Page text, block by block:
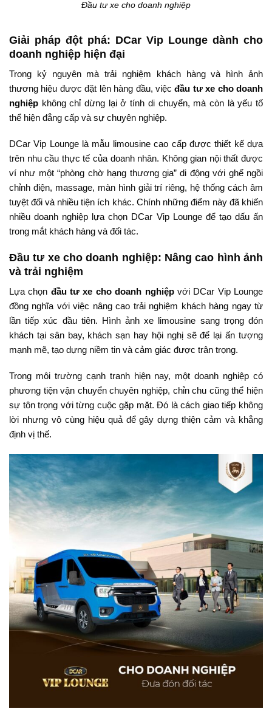
Đầu tư xe cho doanh nghiệp
Giải pháp đột phá: DCar Vip Lounge dành cho
doanh nghiệp hiện đại
Trong kỷ nguyên mà trải nghiệm khách hàng và hình ảnh
thương hiệu được đặt lên hàng đầu, việcđầu tư xe cho doanh
nghiệp không chỉ dừng lại ở tính di chuyển, mà còn là yếu tố
thể hiện đẳng cấp và sự chuyên nghiệp.
DCar Vip Lounge là mẫu limousine cao cấp được thiết kế dựa
trên nhu cầu thực tế của doanh nhân. Không gian nội thất được
ví như một “phòng chờ hạng thương gia” di động với ghế ngồi
chỉnh điện, massage, màn hình giải trí riêng, hệ thống cách âm
tuyệt đối và nhiều tiện ích khác. Chính những điểm này đã khiến
nhiều doanh nghiệp lựa chọn DCar Vip Lounge để tạo dấu ấn
trong mắt khách hàng và đối tác.
Đầu tư xe cho doanh nghiệp: Nâng cao hình ảnh
và trải nghiệm
Lựa chọn đầu tư xe cho doanh nghiệpvới DCar Vip Lounge
đồng nghĩa với việc nâng cao trải nghiệm khách hàng ngay từ
lần tiếp xúc đầu tiên. Hình ảnh xe limousine sang trọng đón
khách tại sân bay, khách sạn hay hội nghị sẽ để lại ấn tượng
mạnh mẽ, tạo dựng niềm tin và cảm giác được trân trọng.
Trong môi trường cạnh tranh hiện nay, một doanh nghiệp có
phương tiện vận chuyển chuyên nghiệp, chỉn chu cũng thể hiện
sự tôn trọng với từng cuộc gặp mặt. Đó là cách giao tiếp không
lời nhưng vô cùng hiệu quả để gây dựng thiện cảm và khẳng
định vị thế.